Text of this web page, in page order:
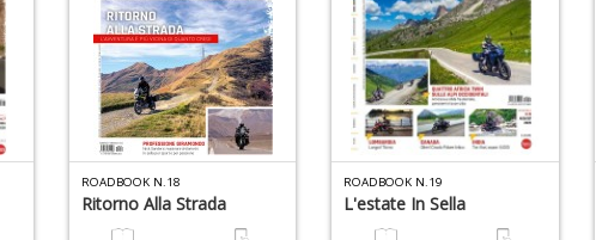
ROADBOOK N.18
Ritorno Alla Strada
ROADBOOK N.19
L'estate In Sella